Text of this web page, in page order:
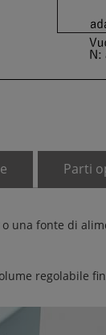
Parti
una fonte di
regolabile